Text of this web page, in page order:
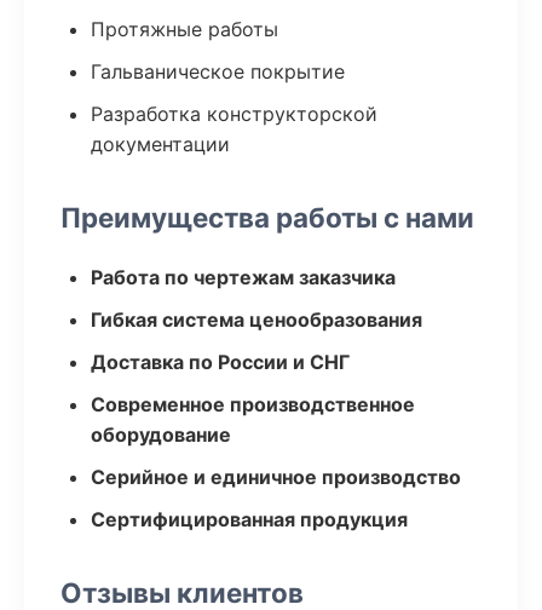
Протяжные работы
Гальваническое покрытие
Разработка конструкторской
документации
Преимущества работы с нами
Работа по чертежам заказчика
Гибкая система ценообразования
Доставка по России и СНГ
Современное производственное
оборудование
Серийное и единичное производство
Сертифицированная продукция
Отзывы клиентов